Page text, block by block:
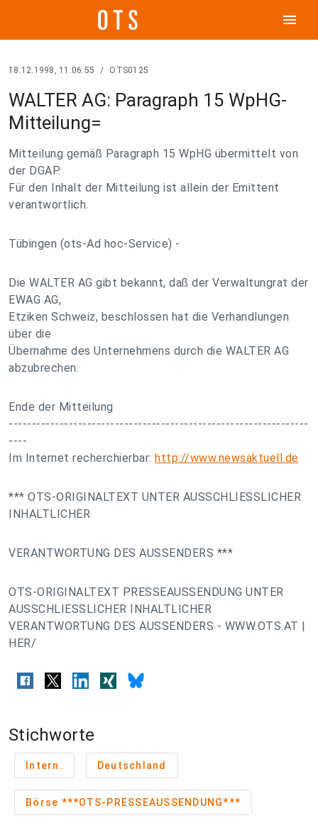
menu
18.12.1998, 11:06:55 / OTS0125
WALTER AG: Paragraph 15 WpHG-
Mitteilung=
Mitteilung gemäß Paragraph 15 WpHG übermittelt von
der DGAP.
Für den Inhalt der Mitteilung ist allein der Emittent
verantwortlich.
Tübingen (ots-Ad hoc-Service) -
Die WALTER AG gibt bekannt, daß der Verwaltungrat der
EWAG AG,
Etziken Schweiz, beschlossen hat die Verhandlungen
über die
Übernahme des Unternehmens durch die WALTER AG
abzubrechen.
Ende der Mitteilung
-----------------------------------------------------------------
----
Im Internet recherchierbar: http://www.newsaktuell.de
*** OTS-ORIGINALTEXT UNTER AUSSCHLIESSLICHER
INHALTLICHER
VERANTWORTUNG DES AUSSENDERS ***
OTS-ORIGINALTEXT PRESSEAUSSENDUNG UNTER
AUSSCHLIESSLICHER INHALTLICHER
VERANTWORTUNG DES AUSSENDERS - WWW.OTS.AT |
HER/
Stichworte
Intern. Deutschland
Börse ***OTS-PRESSEAUSSENDUNG***